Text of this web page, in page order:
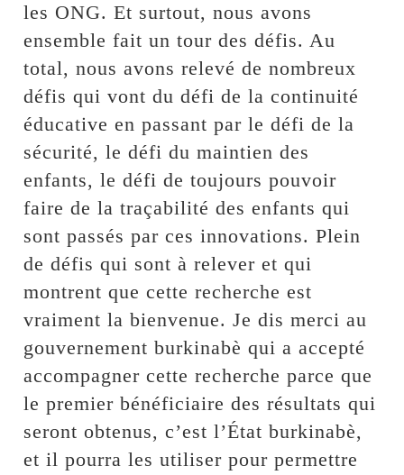
les ONG. Et surtout, nous avons
ensemble fait un tour des défis. Au
total, nous avons relevé de nombreux
défis qui vont du défi de la continuité
éducative en passant par le défi de la
sécurité, le défi du maintien des
enfants, le défi de toujours pouvoir
faire de la traçabilité des enfants qui
sont passés par ces innovations. Plein
de défis qui sont à relever et qui
montrent que cette recherche est
vraiment la bienvenue. Je dis merci au
gouvernement burkinabè qui a accepté
accompagner cette recherche parce que
le premier bénéficiaire des résultats qui
seront obtenus, c’est l’État burkinabè,
et il pourra les utiliser pour permettre